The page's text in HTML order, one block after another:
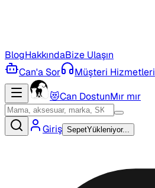
BlogHakkındaBize Ulaşın
Can'a Sor
Müşteri Hizmetleri
😻Can DostunMır mır
Giriş SepetYükleniyor...